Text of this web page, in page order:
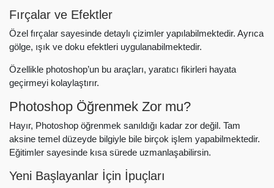
Fırçalar ve Efektler
Özel fırçalar sayesinde detaylı çizimler yapılabilmektedir. Ayrıca
gölge, ışık ve doku efektleri uygulanabilmektedir.
Özellikle photoshop’un bu araçları, yaratıcı fikirleri hayata
geçirmeyi kolaylaştırır.
Photoshop Öğrenmek Zor mu?
Hayır, Photoshop öğrenmek sanıldığı kadar zor değil. Tam
aksine temel düzeyde bilgiyle bile birçok işlem yapabilmektedir.
Eğitimler sayesinde kısa sürede uzmanlaşabilirsin.
Yeni Başlayanlar İçin İpuçları